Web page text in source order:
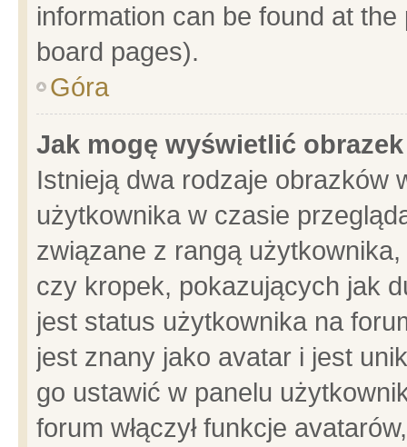
information can be found at
board pages).
Góra
Jak mogę wyświetlić
Istnieją dwa rodzaje obrazków
użytkownika w czasie
związane z rangą
czy kropek, pokazujących jak
jest status użytkownika na
jest znany jako avatar i jest
go ustawić w panelu
forum włączył funkcje